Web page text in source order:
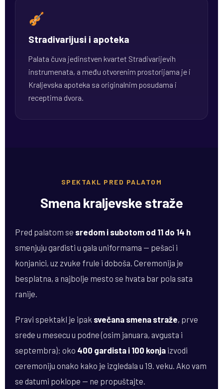
Stradivarijusi i apoteka
Palata čuva jedinstven kvartet Stradivarijevih
instrumenata, a među otvorenim prostorijama je i
Kraljevska apoteka sa originalnim posudama i
receptima dvora.
SPEKTAKL PRED PALATOM
Smena kraljevske straže
Pred palatom se sredom i subotom od 11 do 14 h
smenjuju gardisti u gala uniformama — pešaci i
konjanici, uz zvuke frule i doboša. Ceremonija je
besplatna, a najbolje mesto se hvata bar pola sata
ranije.
Pravi spektakl je ipak svečana smena straže, prve
srede u mesecu u podne (osim januara, avgusta i
septembra): oko 400 gardista i 100 konja izvodi
ceremoniju onako kako je izgledala u 19. veku. Ako vam
se datumi poklope — ne propuštajte.